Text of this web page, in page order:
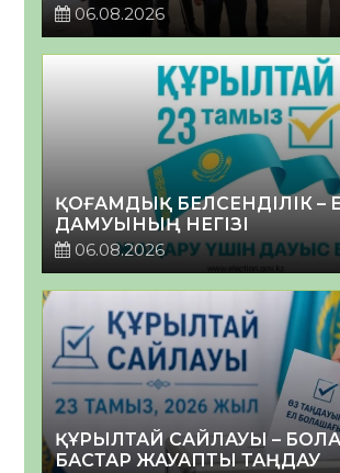
06.08.2026
ҚОҒАМДЫҚ БЕЛСЕНДІЛІК –
ДАМУЫНЫҢ НЕГІЗІ
06.08.2026
ҚҰРЫЛТАЙ САЙЛАУЫ –
БАСТАР ЖАУАПТЫ ТАҢДАУ